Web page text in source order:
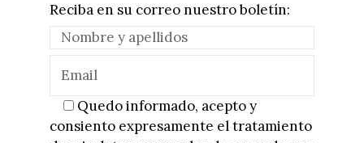
Reciba en su correo nuestro boletín:
Quedo informado, acepto y
consiento expresamente el tratamiento